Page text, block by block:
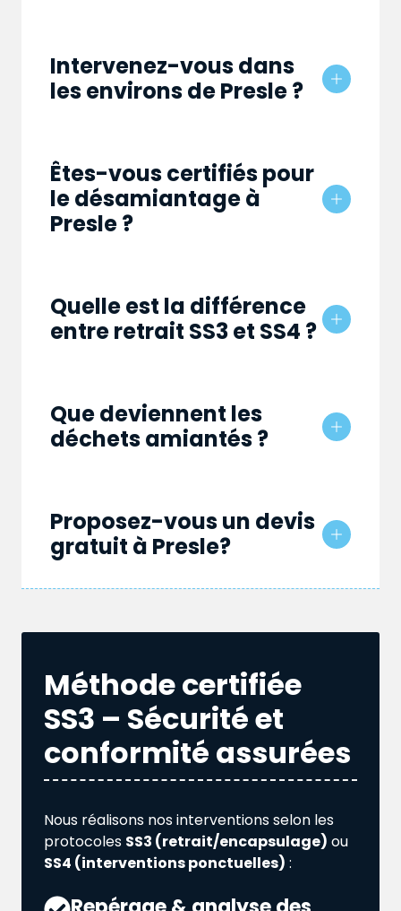
Intervenez-vous dans
les environs de Presle ?
Êtes-vous certifiés pour
le désamiantage à
Presle ?
Quelle est la différence
entre retrait SS3 et SS4 ?
Que deviennent les
déchets amiantés ?
Proposez-vous un devis
gratuit à Presle?
Méthode certifiée
SS3 – Sécurité et
conformité assurées
Nous réalisons nos interventions selon les
protocoles SS3 (retrait/encapsulage) ou
SS4 (interventions ponctuelles) :